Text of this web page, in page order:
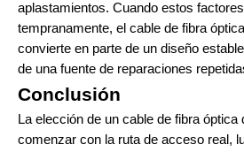
aplastamientos. Cuando estos
tempranamente, el cable de fibra
convierte en parte de un diseño
de una fuente de reparaciones
Conclusión
La elección de un cable de fibra óptica
comenzar con la ruta de acceso real,